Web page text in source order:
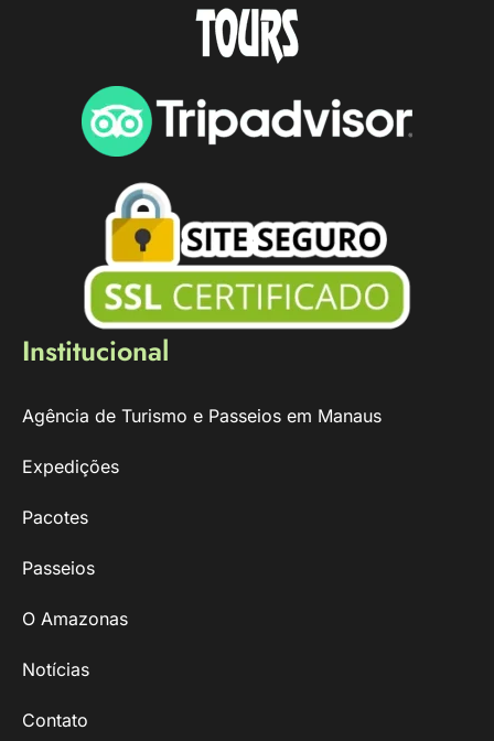
Institucional
Agência de Turismo e Passeios em Manaus
Expedições
Pacotes
Passeios
O Amazonas
Notícias
Contato